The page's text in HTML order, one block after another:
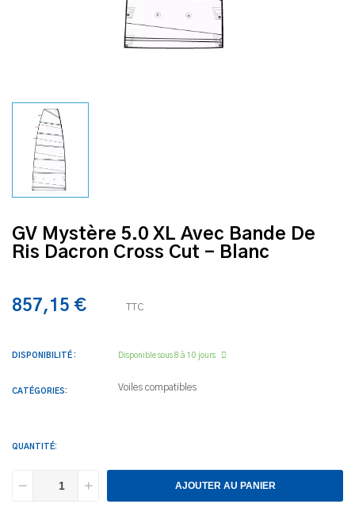
GV Mystère 5.0 XL Avec Bande De
Ris Dacron Cross Cut - Blanc
857,15 € TTC
DISPONIBILITÉ : Disponible sous 8 à 10 jours
CATÉGORIES: Voiles compatibles
QUANTITÉ:
AJOUTER AU PANIER